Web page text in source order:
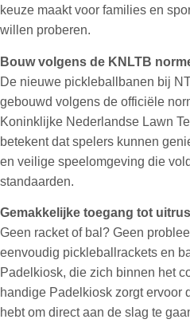
keuze maakt voor families en
willen proberen.
Bouw volgens de KNLTB
De nieuwe pickleballbanen bij
gebouwd volgens de officiële
Koninklijke Nederlandse Lawn
betekent dat spelers kunnen
en veilige speelomgeving die
standaarden.
Gemakkelijke toegang tot
Geen racket of bal? Geen
eenvoudig pickleballrackets en
Padelkiosk, die zich binnen het
handige Padelkiosk zorgt ervoor
hebt om direct aan de slag te